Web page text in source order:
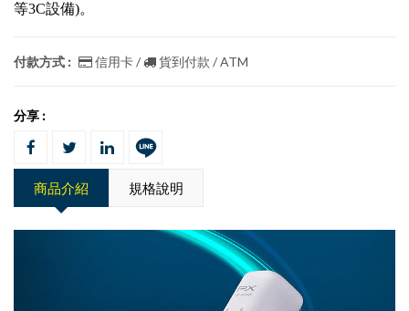
等3C設備)。
付款方式 : 信用卡 / 貨到付款 / ATM
分享 :
商品介紹 規格說明